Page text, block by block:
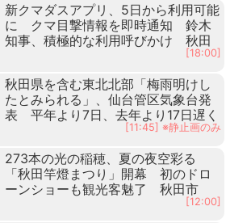
新クマダスアプリ、5日から利用可能
に クマ目撃情報を即時通知 鈴木
知事、積極的な利用呼びかけ 秋田
[18:00]
秋田県を含む東北北部「梅雨明けし
たとみられる」、仙台管区気象台発
表 平年より7日、去年より17日遅く
[11:45] ※静止画のみ
273本の光の稲穂、夏の夜空彩る
「秋田竿燈まつり」開幕 初のドロ
ーンショーも観光客魅了 秋田市
[12:00]